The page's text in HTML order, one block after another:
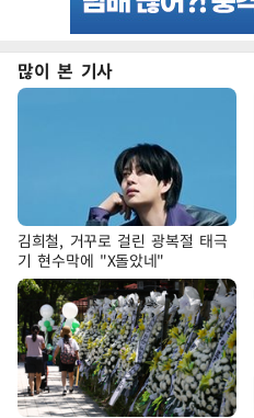
많이 본 기사
김희철, 거꾸로 걸린 광복절 태극
기 현수막에 "X돌았네"